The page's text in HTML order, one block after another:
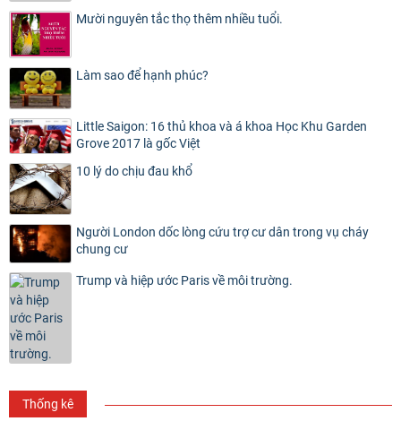
Mười nguyên tắc thọ thêm nhiều tuổi.
Làm sao để hạnh phúc?
Little Saigon: 16 thủ khoa và á khoa Học Khu Garden
Grove 2017 là gốc Việt
10 lý do chịu đau khổ
Người London dốc lòng cứu trợ cư dân trong vụ cháy
chung cư
Trump và hiệp ước Paris về môi trường.
Thống kê